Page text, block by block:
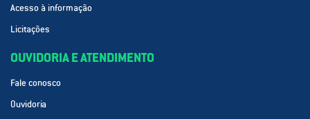
Acesso à informação
Licitações
OUVIDORIA E ATENDIMENTO
Fale conosco
Ouvidoria